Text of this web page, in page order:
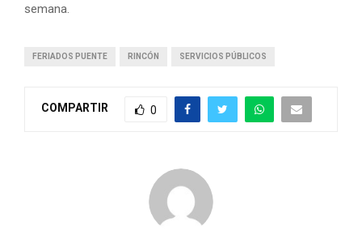
semana.
FERIADOS PUENTE RINCÓN SERVICIOS PÚBLICOS
COMPARTIR 0